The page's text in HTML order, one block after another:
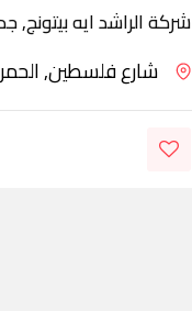
شركة الراشد ايه بيتونج,
شارع فلسطين,